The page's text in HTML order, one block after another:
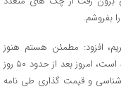
بفروشم.
افزود: مطمئن هستم هنوز
مدیران گیلان متوجه نشده اند چه بر سر گیلان آمده است، امروز بعد از حدود ۵۰ روز
و قیمت گذاری طی نامه